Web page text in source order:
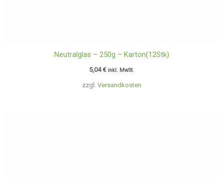
zzgl. Versandkosten
Neutralglas – 250g – Karton(12Stk)
5,04€ inkl. MwSt.